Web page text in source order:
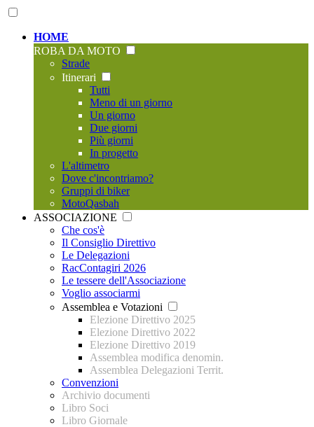
HOME
ROBA DA MOTO
Strade
Itinerari
Tutti
Meno di un giorno
Un giorno
Due giorni
Più giorni
In progetto
L'altimetro
Dove c'incontriamo?
Gruppi di biker
MotoQasbah
ASSOCIAZIONE
Che cos'è
Il Consiglio Direttivo
Le Delegazioni
RacContagiri 2026
Le tessere dell'Associazione
Voglio associarmi
Assemblea e Votazioni
Elezione Direttivo 2025
Elezione Direttivo 2022
Elezione Direttivo 2019
Assemblea modifica denomin.
Assemblea Delegazioni Territ.
Convenzioni
Archivio documenti
Libro Soci
Libro Giornale